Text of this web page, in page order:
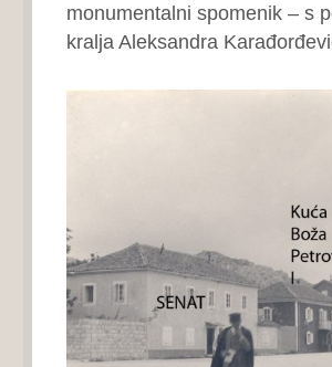
monumentalni spomenik – s
kralja Aleksandra